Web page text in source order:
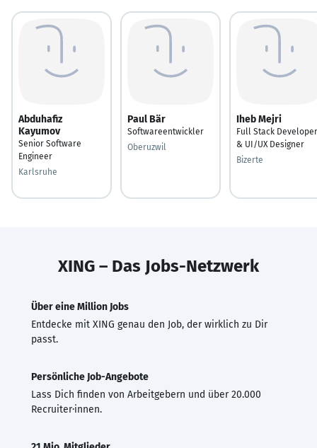
Abduhafiz
Kayumov
Senior Software
Engineer
Karlsruhe
Paul Bär
Softwareentwickler
Oberuzwil
Iheb Mejri
Full Stack Developer
& UI/UX Designer
Bizerte
XING – Das Jobs-Netzwerk
Über eine Million Jobs
Entdecke mit XING genau den Job, der wirklich zu Dir
passt.
Persönliche Job-Angebote
Lass Dich finden von Arbeitgebern und über 20.000
Recruiter·innen.